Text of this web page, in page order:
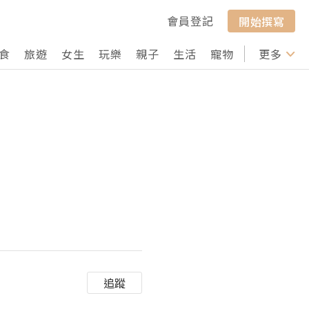
會員登記
開始撰寫
旅遊 女生 玩樂 親子 生活 寵物 行山 打卡
更多
追蹤